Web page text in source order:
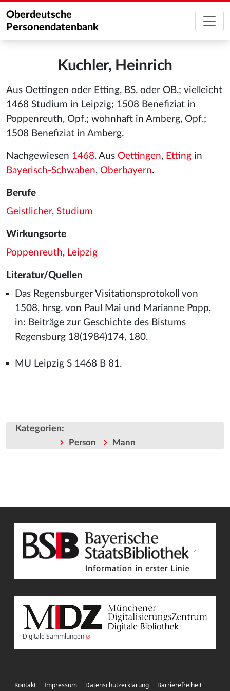
Oberdeutsche
Personendatenbank
Kuchler, Heinrich
Aus Oettingen oder Etting, BS. oder OB.; vielleicht
1468 Studium in Leipzig; 1508 Benefiziat in
Poppenreuth, Opf.; wohnhaft in Amberg, Opf.;
1508 Benefiziat in Amberg.
Nachgewiesen 1468. Aus Oettingen, Etting in
Bayerisch-Schwaben, Oberbayern.
Berufe
Geistlicher, Studium
Wirkungsorte
Poppenreuth, Leipzig
Literatur/Quellen
Das Regensburger Visitationsprotokoll von
1508, hrsg. von Paul Mai und Marianne Popp,
in: Beiträge zur Geschichte des Bistums
Regensburg 18(1984)174, 180.
MU Leipzig S 1468 B 81.
Kategorien:
Person Mann
Digitale Sammlungen
Kontakt Impressum Datenschutzerklärung Barrierefreiheit